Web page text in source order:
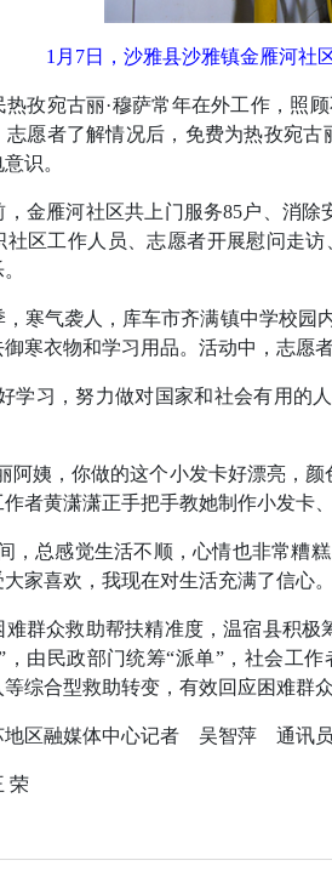
1月7日，沙雅县沙雅镇金雁河社
宛古丽·穆萨常年在外工作，照顾
志愿者了解情况后，免费为热孜宛
识。
雁河社区共上门服务85户、消除
社区工作人员、志愿者开展慰问走
气袭人，库车市齐满镇中学校园内
寒衣物和学习用品。活动中，志愿
习，努力做对国家和社会有用的人
姨，你做的这个小发卡好漂亮，颜
者黄潇潇正手把手教她制作小发卡、
总感觉生活不顺，心情也非常糟糕
家喜欢，我现在对生活充满了信心
众救助帮扶精准度，温宿县积极
，由民政部门统筹“派单”，社会工
综合型救助转变，有效回应困难群众
区融媒体中心记者 吴智萍 通讯
荣